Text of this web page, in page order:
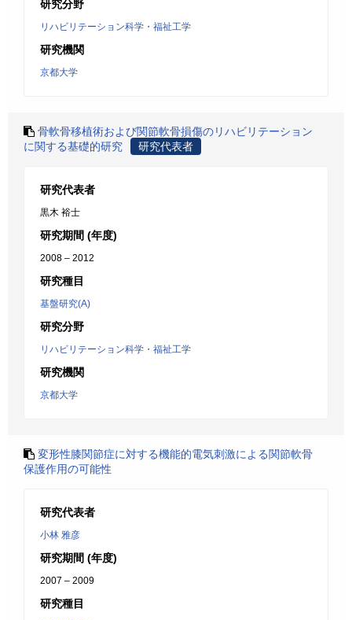
研究分野
リハビリテーション科学・福祉工学
研究機関
京都大学
骨軟骨移植術および関節軟骨損傷のリハビリテーション
に関する基礎的研究
研究代表者
研究代表者
黒木 裕士
研究期間 (年度)
2008 – 2012
研究種目
基盤研究(A)
研究分野
リハビリテーション科学・福祉工学
研究機関
京都大学
変形性膝関節症に対する機能的電気刺激による関節軟骨
保護作用の可能性
研究代表者
小林 雅彦
研究期間 (年度)
2007 – 2009
研究種目